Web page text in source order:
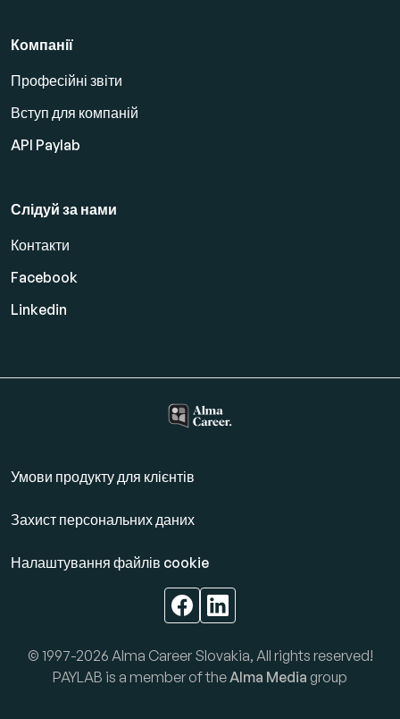
Компанії
Професійні звіти
Вступ для компаній
API Paylab
Слідуй за нами
Контакти
Facebook
Linkedin
Умови продукту для клієнтів
Захист персональних даних
Налаштування файлів cookie
© 1997-2026 Alma Career Slovakia, All rights reserved!
PAYLAB is a member of the Alma Media group